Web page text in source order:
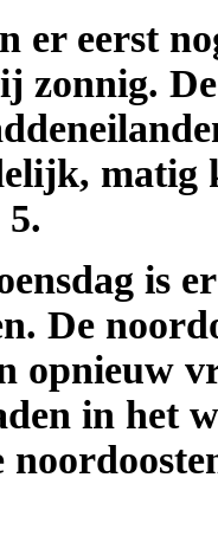
er eerst
zonnig.
is
De
opnieuw
in het